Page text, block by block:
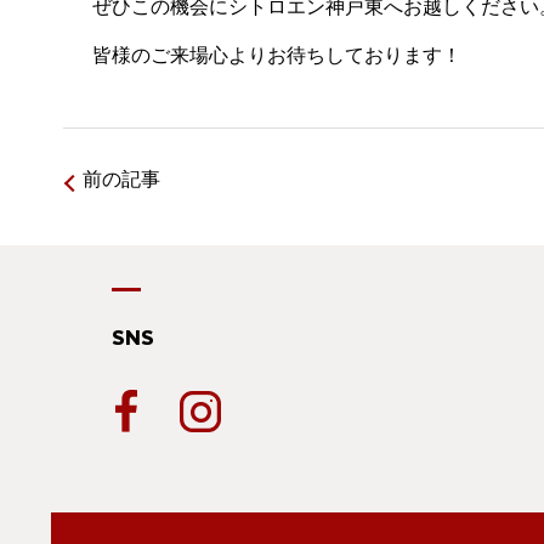
ぜひこの機会にシトロエン神戸東へお越しください
皆様のご来場心よりお待ちしております！
前の記事
SNS